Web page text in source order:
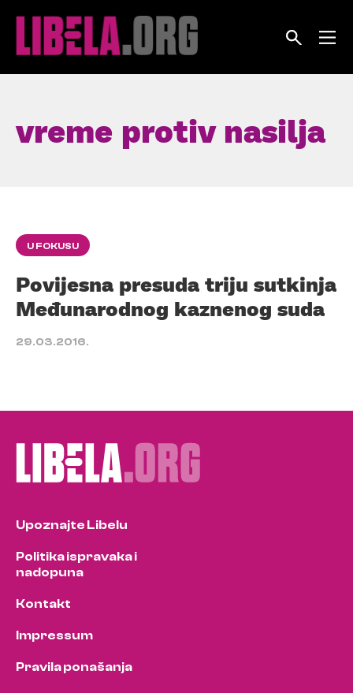
vreme protiv nasilja
U FOKUSU
Povijesna presuda triju sutkinja
Međunarodnog kaznenog suda
29.03.2016.
Upoznajte Libelu
Politika ispravaka i
nadopuna
Kontakt
Impressum
Pravila ponašanja